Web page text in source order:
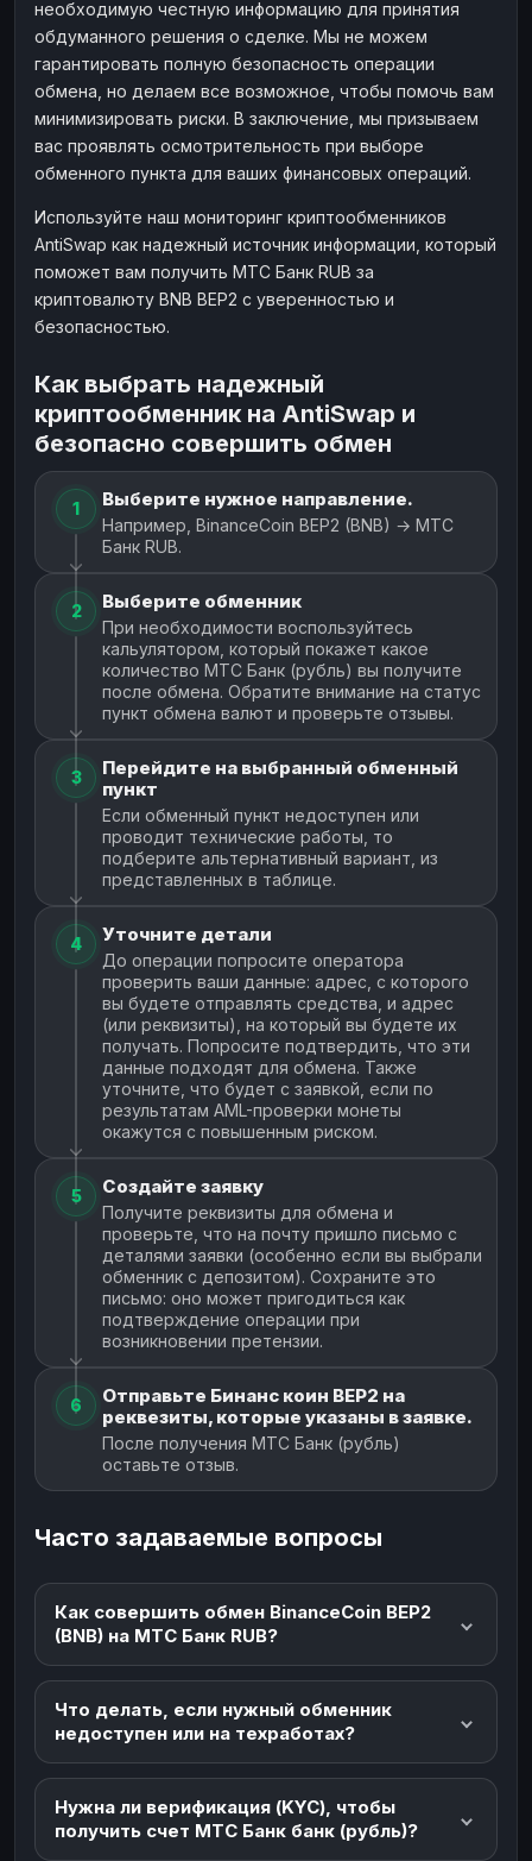
необходимую честную информацию для принятия
обдуманного решения о сделке. Мы не можем
гарантировать полную безопасность операции
обмена, но делаем все возможное, чтобы помочь вам
минимизировать риски. В заключение, мы призываем
вас проявлять осмотрительность при выборе
обменного пункта для ваших финансовых операций.
Используйте наш мониторинг криптообменников
AntiSwap как надежный источник информации, который
поможет вам получить МТС Банк RUB за
криптовалюту BNB BEP2 с уверенностью и
безопасностью.
Как выбрать надежный
криптообменник на AntiSwap и
безопасно совершить обмен
1 Выберите нужное направление.
Например, BinanceCoin BEP2 (BNB) → МТС
Банк RUB.
2 Выберите обменник
При необходимости воспользуйтесь
кальулятором, который покажет какое
количество МТС Банк (рубль) вы получите
после обмена. Обратите внимание на статус
пункт обмена валют и проверьте отзывы.
3
Перейдите на выбранный обменный
пункт
Если обменный пункт недоступен или
проводит технические работы, то
подберите альтернативный вариант, из
представленных в таблице.
4 Уточните детали
До операции попросите оператора
проверить ваши данные: адрес, с которого
вы будете отправлять средства, и адрес
(или реквизиты), на который вы будете их
получать. Попросите подтвердить, что эти
данные подходят для обмена. Также
уточните, что будет с заявкой, если по
результатам AML-проверки монеты
окажутся с повышенным риском.
5 Создайте заявку
Получите реквизиты для обмена и
проверьте, что на почту пришло письмо с
деталями заявки (особенно если вы выбрали
обменник с депозитом). Сохраните это
письмо: оно может пригодиться как
подтверждение операции при
возникновении претензии.
6
Отправьте Бинанс коин BEP2 на
реквезиты, которые указаны в заявке.
После получения МТС Банк (рубль)
оставьте отзыв.
Часто задаваемые вопросы
Как совершить обмен BinanceCoin BEP2
(BNB) на МТС Банк RUB?
Что делать, если нужный обменник
недоступен или на техработах?
Нужна ли верификация (KYC), чтобы
получить счет МТС Банк банк (рубль)?